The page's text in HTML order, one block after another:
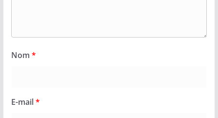
Nom *
E-mail*